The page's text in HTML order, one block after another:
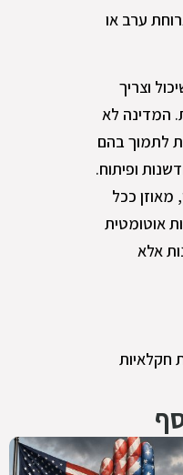
ערב או
וצריך
המדינה לא
לתמוך בהם
ופיתוח.
מאוזן ככל
אוטומטית
אלא
חקלאיות